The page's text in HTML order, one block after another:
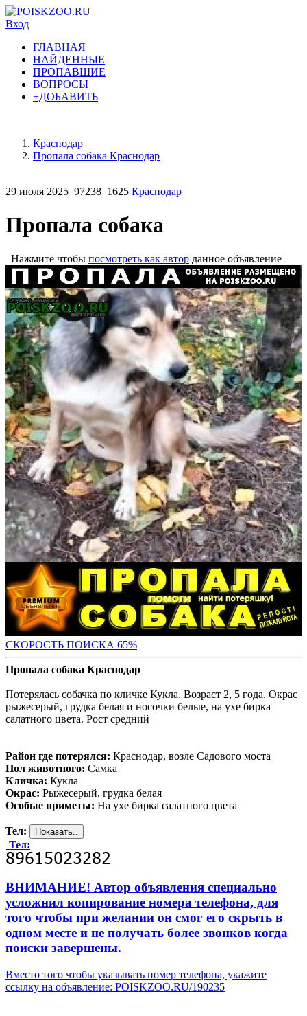
Вход
ГЛАВНАЯ
НАЙДЕННЫЕ
ПРОПАВШИЕ
ВОПРОСЫ
+ДОБАВИТЬ
Краснодар
Пропала собака Краснодар
29 июля 2025 97238 1625 Краснодар
Пропала собака
Нажмите чтобы посмотреть как автор данное объявление
СКОРОСТЬ ПОИСКА 65%
Пропала собака Краснодар
Потерялась собачка по кличке Кукла. Возраст 2, 5 года. Окрас
рыжесерый, грудка белая и носочки белые, на ухе бирка
салатного цвета. Рост средний
Район где потерялся: Краснодар, возле Садового моста
Пол животного: Самка
Кличка: Кукла
Окрас: Рыжесерый, грудка белая
Особые приметы: На ухе бирка салатного цвета
Тел:
Тел:
ВНИМАНИЕ! Автор объявления специально
усложнил копирование номера телефона, для
того чтобы при желании он смог его скрыть в
одном месте и не получать более звонков когда
поиски завершены.
Вместо того чтобы указывать номер телефона, укажите
ссылку на объявление: POISKZOO.RU/190235